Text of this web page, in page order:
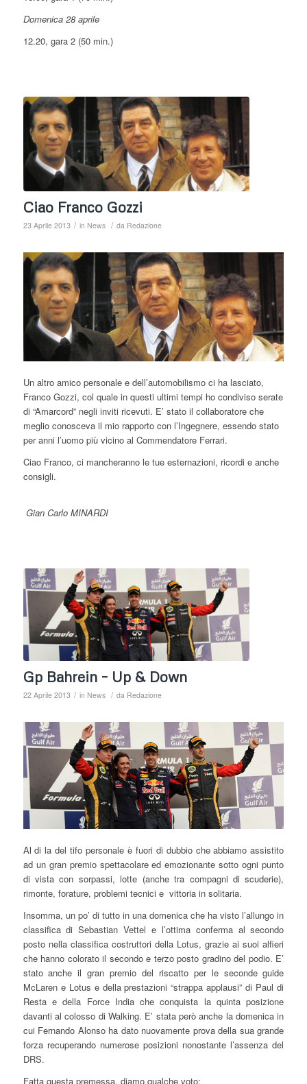
Domenica 28 aprile
12.20, gara 2 (50 min.)
Ciao Franco Gozzi
23 Aprile 2013 / in News / da Redazione
Un altro amico personale e dell’automobilismo ci ha lasciato,
Franco Gozzi, col quale in questi ultimi tempi ho condiviso serate
di “Amarcord” negli inviti ricevuti. E’ stato il collaboratore che
meglio conosceva il mio rapporto con l’Ingegnere, essendo stato
per anni l’uomo più vicino al Commendatore Ferrari.
Ciao Franco, ci mancheranno le tue esternazioni, ricordi e anche
consigli.
Gian Carlo MINARDI
Gp Bahrein – Up & Down
22 Aprile 2013 / in News / da Redazione
Al di la del tifo personale è fuori di dubbio che abbiamo assistito
ad un gran premio spettacolare ed emozionante sotto ogni punto
di vista con sorpassi, lotte (anche tra compagni di scuderie),
rimonte, forature, problemi tecnici e vittoria in solitaria.
Insomma, un po’ di tutto in una domenica che ha visto l’allungo in
classifica di Sebastian Vettel e l’ottima conferma al secondo
posto nella classifica costruttori della Lotus, grazie ai suoi alfieri
che hanno colorato il secondo e terzo posto gradino del podio. E’
stato anche il gran premio del riscatto per le seconde guide
McLaren e Lotus e della prestazioni “strappa applausi” di Paul di
Resta e della Force India che conquista la quinta posizione
davanti al colosso di Walking. E’ stata però anche la domenica in
cui Fernando Alonso ha dato nuovamente prova della sua grande
forza recuperando numerose posizioni nonostante l’assenza del
DRS.
Fatta questa premessa, diamo qualche voto: